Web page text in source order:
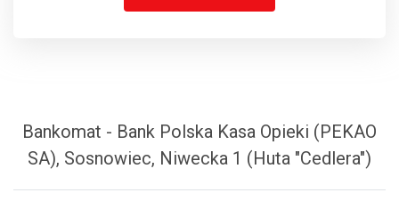
Bankomat - Bank Polska Kasa Opieki (PEKAO
SA), Sosnowiec, Niwecka 1 (Huta "Cedlera")